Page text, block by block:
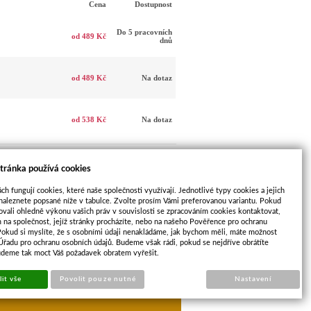
Cena Dostupnost
od 489 Kč
Do 5 pracovních
dnů
od 489 Kč Na dotaz
od 538 Kč Na dotaz
barvy
DALŠÍ
PRODUKT
Sun-shop
používá cookies
fungují cookies, které naše společnosti využívají. Jednotlivé typy cookies a jejich
popsané níže v tabulce. Zvolte prosím Vámi preferovanou variantu. Pokud
ohledně výkonu vašich práv v souvislosti se zpracováním cookies kontaktovat,
na společnost, jejíž stránky procházíte, nebo na našeho Pověřence pro ochranu
si myslíte, že s osobními údaji nenakládáme, jak bychom měli, máte možnost
pro ochranu osobních údajů. Budeme však rádi, pokud se nejdříve obrátíte
tak moct Váš požadavek obratem vyřešit.
vše Povolit pouze nutné Nastavení